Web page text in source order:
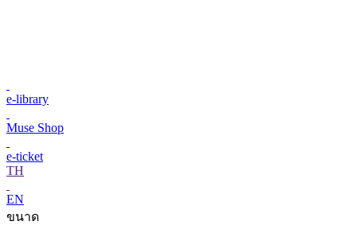
e-library
Muse Shop
e-ticket
TH
EN
ขนาด